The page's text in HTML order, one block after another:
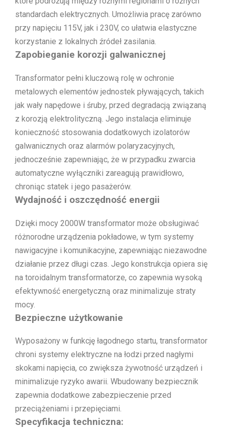
standardach elektrycznych. Umożliwia pracę zarówno
przy napięciu 115V, jak i 230V, co ułatwia elastyczne
korzystanie z lokalnych źródeł zasilania.
Zapobieganie korozji galwanicznej
Transformator pełni kluczową rolę w ochronie
metalowych elementów jednostek pływających, takich
jak wały napędowe i śruby, przed degradacją związaną
z korozją elektrolityczną. Jego instalacja eliminuje
konieczność stosowania dodatkowych izolatorów
galwanicznych oraz alarmów polaryzacyjnych,
jednocześnie zapewniając, że w przypadku zwarcia
automatyczne wyłączniki zareagują prawidłowo,
chroniąc statek i jego pasażerów.
Wydajność i oszczędność energii
Dzięki mocy 2000W transformator może obsługiwać
różnorodne urządzenia pokładowe, w tym systemy
nawigacyjne i komunikacyjne, zapewniając niezawodne
działanie przez długi czas. Jego konstrukcja opiera się
na toroidalnym transformatorze, co zapewnia wysoką
efektywność energetyczną oraz minimalizuje straty
mocy.
Bezpieczne użytkowanie
Wyposażony w funkcję łagodnego startu, transformator
chroni systemy elektryczne na łodzi przed nagłymi
skokami napięcia, co zwiększa żywotność urządzeń i
minimalizuje ryzyko awarii. Wbudowany bezpiecznik
zapewnia dodatkowe zabezpieczenie przed
przeciążeniami i przepięciami.
Specyfikacja techniczna: